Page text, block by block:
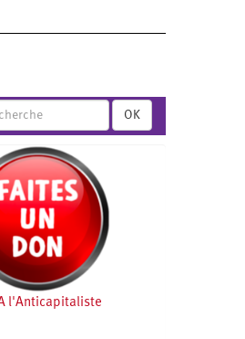
OK
l'Anticapitaliste